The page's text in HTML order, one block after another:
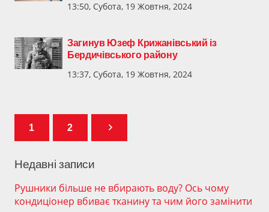
13:50, Субота, 19 Жовтня, 2024
Загинув Юзеф Крижанівський із
Бердичівського району
13:37, Субота, 19 Жовтня, 2024
1 2
Недавні записи
Рушники більше не вбирають воду? Ось чому
кондиціонер вбиває тканину та чим його замінити